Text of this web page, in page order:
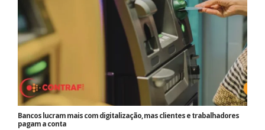
Bancos lucram mais com digitalização, mas clientes e trabalhadores
pagam a conta